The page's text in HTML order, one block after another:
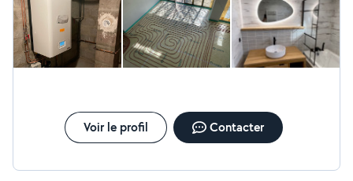
Voir le profil Contacter